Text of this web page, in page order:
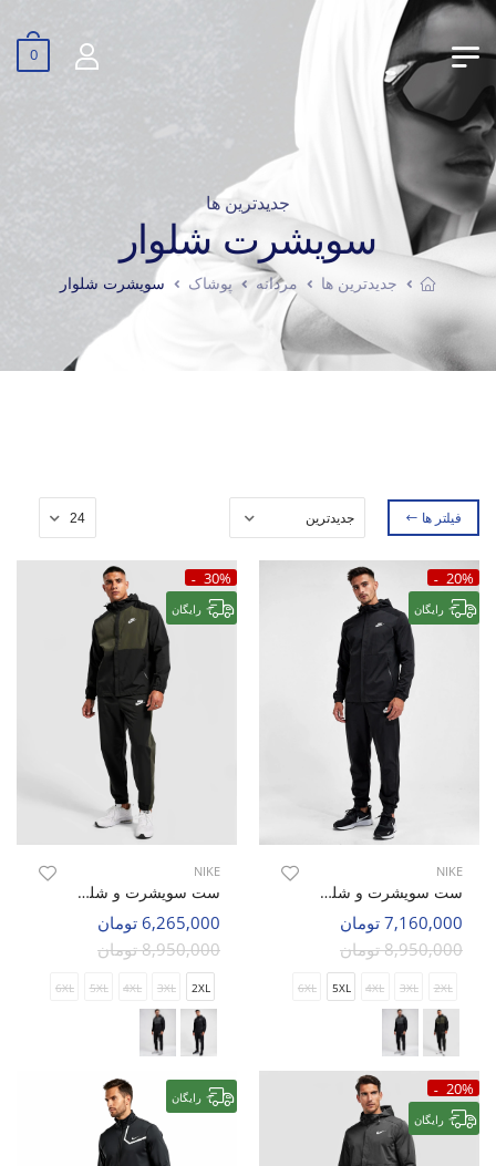
0
جدیدترین ها
سویشرت شلوار
جدیدترین ها مردانه پوشاک سویشرت شلوار
فیلتر ها
20%
رایگان
NIKE
ست سویشرت و شلوار ورزشی مردانه نایک Nike Aura Flex M
7,160,000 تومان
8,950,000 تومان
2XL
3XL
4XL
5XL
6XL
30%
رایگان
NIKE
ست سویشرت و شلوار ورزشی مردانه نایک Nike Aura Flex M
6,265,000 تومان
8,950,000 تومان
2XL
3XL
4XL
5XL
6XL
20%
رایگان
رایگان